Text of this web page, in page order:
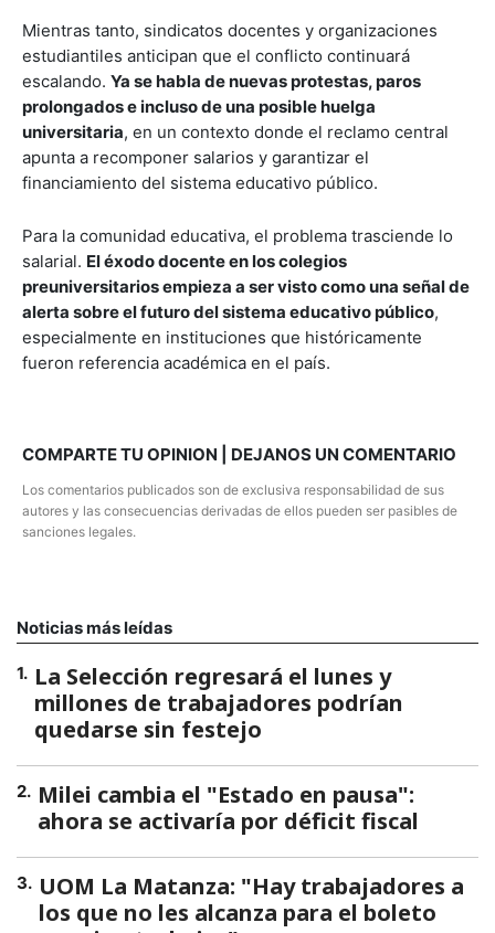
Mientras tanto, sindicatos docentes y organizaciones
estudiantiles anticipan que el conflicto continuará
escalando. Ya se habla de nuevas protestas, paros
prolongados e incluso de una posible huelga
universitaria, en un contexto donde el reclamo central
apunta a recomponer salarios y garantizar el
financiamiento del sistema educativo público.
Para la comunidad educativa, el problema trasciende lo
salarial. El éxodo docente en los colegios
preuniversitarios empieza a ser visto como una señal de
alerta sobre el futuro del sistema educativo público,
especialmente en instituciones que históricamente
fueron referencia académica en el país.
COMPARTE TU OPINION | DEJANOS UN COMENTARIO
Los comentarios publicados son de exclusiva responsabilidad de sus
autores y las consecuencias derivadas de ellos pueden ser pasibles de
sanciones legales.
Noticias más leídas
1. La Selección regresará el lunes y
millones de trabajadores podrían
quedarse sin festejo
2. Milei cambia el "Estado en pausa":
ahora se activaría por déficit fiscal
3. UOM La Matanza: "Hay trabajadores a
los que no les alcanza para el boleto